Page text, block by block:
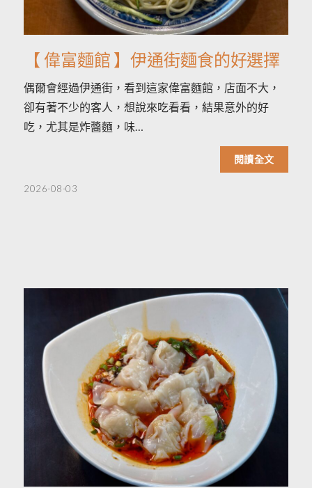
【 偉富麵館 】伊通街麵食的好選擇
偶爾會經過伊通街，看到這家偉富麵館，店面不大，
卻有著不少的客人，想說來吃看看，結果意外的好
吃，尤其是炸醬麵，味…
閱讀全文
2026-08-03